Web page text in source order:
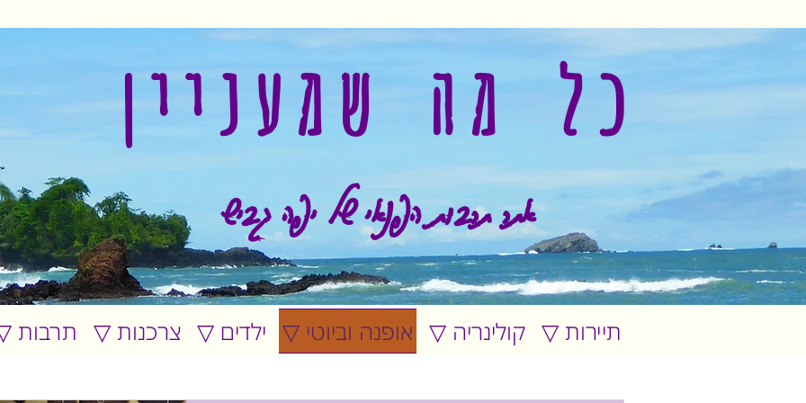
כל מה שמעניין
אתר תרבות הפנאי של יפה גביש
▽ תרבות ▽ צרכנות ▽ ילדים ▽ אופנה וביוטי ▽ קולינריה ▽ תיירות